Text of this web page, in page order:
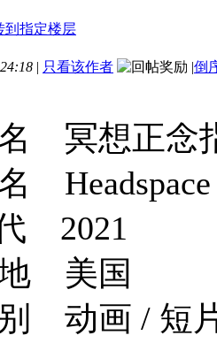
| 只看该作者 |倒
想正念指南
2021
美国
画 / 短